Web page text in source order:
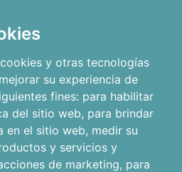
y otras tecnologías
su experiencia de
fines: para habilitar
del sitio web, para brindar
en el sitio web, medir su
y servicios y
de marketing, para